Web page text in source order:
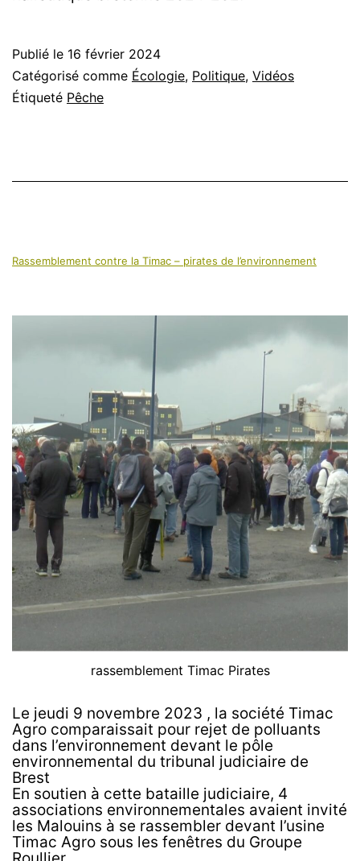
Publié le 16 février 2024
Catégorisé comme Écologie, Politique, Vidéos
Étiqueté Pêche
Rassemblement contre la Timac – pirates de l’environnement
rassemblement Timac Pirates
Le jeudi 9 novembre 2023 , la société Timac
Agro comparaissait pour rejet de polluants
dans l’environnement devant le pôle
environnemental du tribunal judiciaire de
Brest
En soutien à cette bataille judiciaire, 4
associations environnementales avaient invité
les Malouins à se rassembler devant l’usine
Timac Agro sous les fenêtres du Groupe